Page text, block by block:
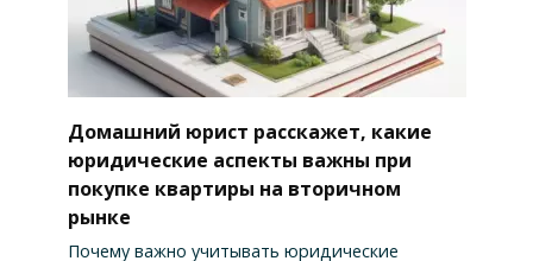
Домашний юрист расскажет, какие
юридические аспекты важны при
покупке квартиры на вторичном
рынке
Почему важно учитывать юридические